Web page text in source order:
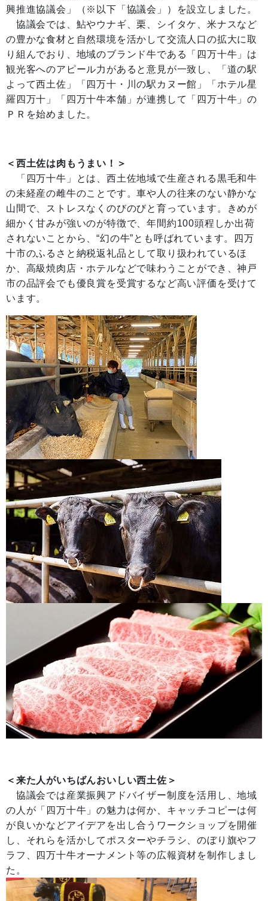
興推進協議会」（※以下「協議会」）を設立しました。
協議会では、鮎やウナギ、栗、シイタケ、米ナスなど
の豊かな食材と自然環境を活かして交流人口の拡大に取
り組んでおり、地域のブランド牛である「四万十牛」は
観光客へのアピール力があると意見が一致し、「道の駅
よって西土佐」「四万十・川の駅カヌー館」「ホテル星
羅四万十」「四万十牛本舗」が連携して「四万十牛」の
ＰＲを始めました。
＜ 西土佐は肉もうまい！
＞
「四万十牛」とは、西土佐地域で生産される黒毛和牛
の未経産の雌牛のことです。車や人の往来のない静かな
山間で、ストレスなくのびのびと育っています。きめが
細かく甘みが強いのが特徴で、年間約100頭程しか出荷
されないことから、“幻の牛”とも呼ばれています。四万
十市のふるさと納税返礼品として取り扱われているほ
か、高級焼肉店・ホテルなどで味わうことができ、神戸
市の品評会でも優良賞を受賞するなど高い評価を受けて
います。
＜来た人がいちばんおいしい西土佐＞
協議会では産業振興アドバイザー制度を活用し、地域
の人が「四万十牛」の魅力は何か、キャッチコピーは何
が良いかなどアイデアを出し合うワークショップを開催
し、それらを活かしてポスターやチラシ、のぼり旗やフ
ラフ、四万十牛オーナメント等の広報資材を制作しまし
た。